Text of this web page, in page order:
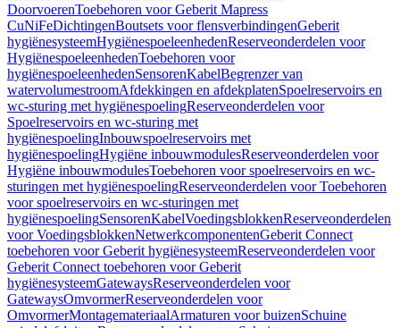
DoorvoerenToebehoren voor Geberit Mapress
CuNiFeDichtingenBoutsets voor flensverbindingenGeberit
hygiënesysteemHygiënespoeleenhedenReserveonderdelen voor
HygiënespoeleenhedenToebehoren voor
hygiënespoeleenhedenSensorenKabelBegrenzer van
watervolumestroomAfdekkingen en afdekplatenSpoelreservoirs en
wc-sturing met hygiënespoelingReserveonderdelen voor
Spoelreservoirs en wc-sturing met
hygiënespoelingInbouwspoelreservoirs met
hygiënespoelingHygiëne inbouwmodulesReserveonderdelen voor
Hygiëne inbouwmodulesToebehoren voor spoelreservoirs en wc-
sturingen met hygiënespoelingReserveonderdelen voor Toebehoren
voor spoelreservoirs en wc-sturingen met
hygiënespoelingSensorenKabelVoedingsblokkenReserveonderdelen
voor VoedingsblokkenNetwerkcomponentenGeberit Connect
toebehoren voor Geberit hygiënesysteemReserveonderdelen voor
Geberit Connect toebehoren voor Geberit
hygiënesysteemGatewaysReserveonderdelen voor
GatewaysOmvormerReserveonderdelen voor
OmvormerMontagemateriaalArmaturen voor buizenSchuine